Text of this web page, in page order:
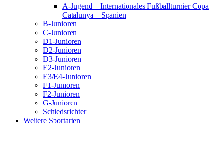
A-Jugend – Internationales Fußballturnier Copa
Catalunya – Spanien
B-Junioren
C-Junioren
D1-Junioren
D2-Junioren
D3-Junioren
E2-Junioren
E3/E4-Junioren
F1-Junioren
F2-Junioren
G-Junioren
Schiedsrichter
Weitere Sportarten